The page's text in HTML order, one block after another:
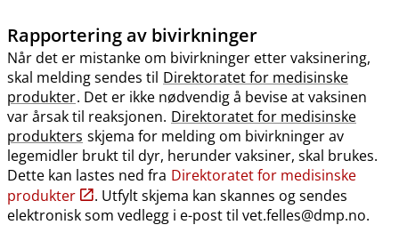
Rapportering av bivirkninger
Når det er mistanke om bivirkninger etter vaksinering,
skal melding sendes til Direktoratet for medisinske
produkter. Det er ikke nødvendig å bevise at vaksinen
var årsak til reaksjonen. Direktoratet for medisinske
produkters skjema for melding om bivirkninger av
legemidler brukt til dyr, herunder vaksiner, skal brukes.
Dette kan lastes ned fra Direktoratet for medisinske
produkter
. Utfylt skjema kan skannes og sendes
elektronisk som vedlegg i e-post til vet.felles@dmp.no.